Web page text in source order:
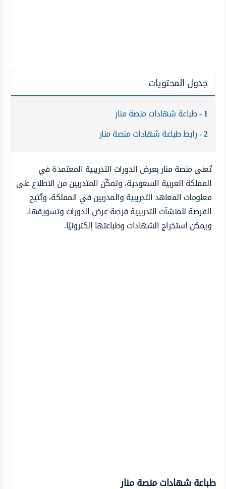
جدول المحتويات
1 طباعة شهادات منصة منار
2 رابط طباعة شهادات منصة منار
تُعنى منصة منار بعرض الدورات التدريبية المعتمدة في
المملكة العربية السعودية، وتمكّن المتدربين من الاطلاع على
معلومات المعاهد التدريبية والمدربين في المملكة، وتُتيح
الفرصة للمنشآت التدريبية فرصة عرض الدورات وتسويقها،
ويمكن استخراج الشهادات وطباعتها إلكترونيًا.
طباعة شهادات منصة منار